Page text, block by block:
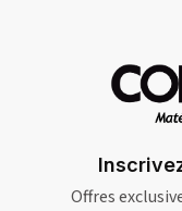
Offres